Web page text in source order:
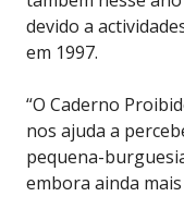
devido a
em 1997.
“O Caderno
nos ajuda a
pequena-
embora ainda